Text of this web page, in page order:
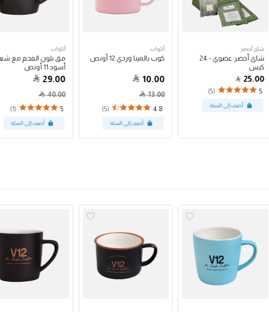
شاي أخضر
شاي أخضر عضوي - 24
كيس
25.00
5
(5)
أكواب
كوب بالمينا وردي 12 أونص
10.00
13.00
4.8
(5)
أكواب
مق بلون الفحم مع
أسود 11 أونص
29.00
40.00
5
(1)